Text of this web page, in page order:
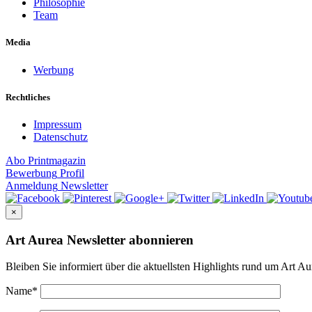
Philosophie
Team
Media
Werbung
Rechtliches
Impressum
Datenschutz
Abo Printmagazin
Bewerbung Profil
Anmeldung Newsletter
×
Art Aurea Newsletter abonnieren
Bleiben Sie informiert über die aktuellsten Highlights rund um Art
Name*